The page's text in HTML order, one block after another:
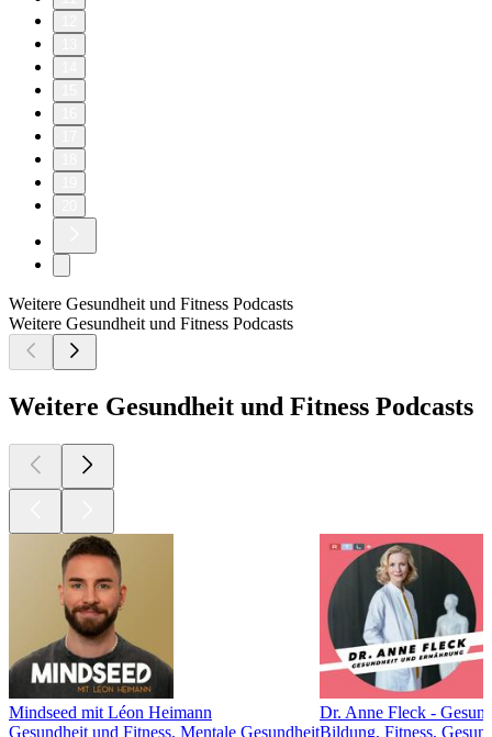
Weitere Gesundheit und Fitness Podcasts
Weitere Gesundheit und Fitness Podcasts
Weitere Gesundheit und Fitness Podcasts
Mindseed mit Léon Heimann
Gesundheit und Fitness, Mentale Gesundheit
Dr. Anne Fleck -
Bildung, Fitness,